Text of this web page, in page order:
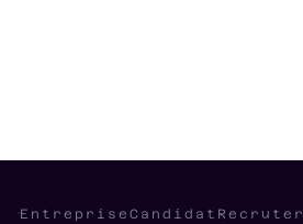
Entreprise Candidat Recruter